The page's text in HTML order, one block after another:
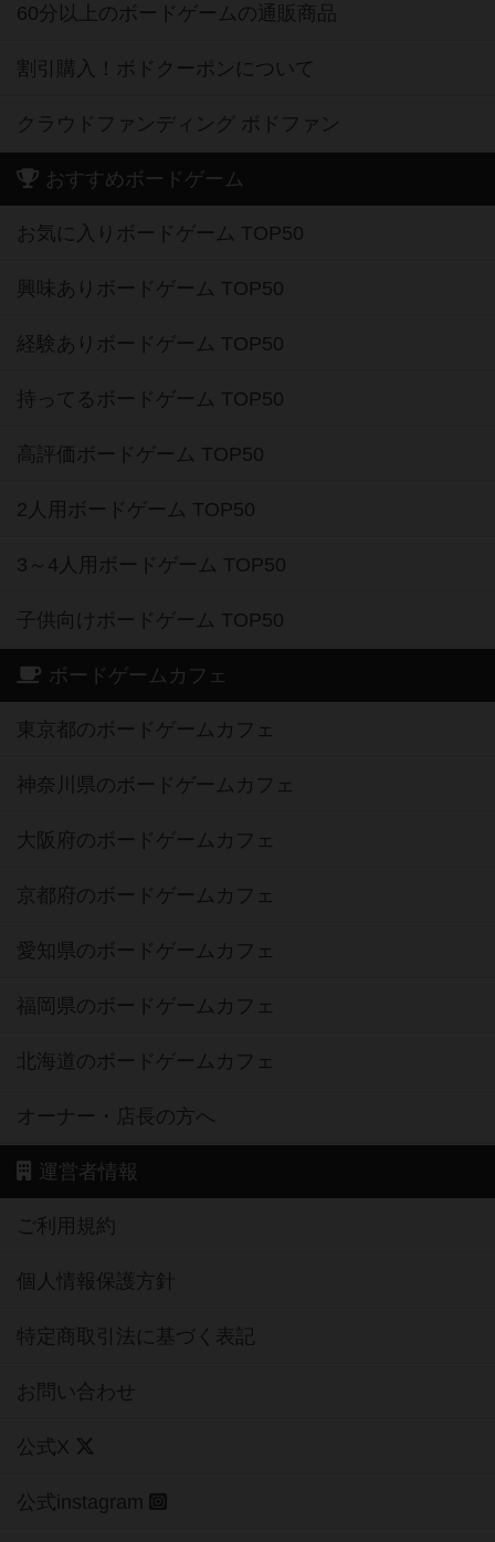
60分以上のボードゲームの通販商品
割引購入！ボドクーポンについて
クラウドファンディング ボドファン
おすすめボードゲーム
お気に入りボードゲーム TOP50
興味ありボードゲーム TOP50
経験ありボードゲーム TOP50
持ってるボードゲーム TOP50
高評価ボードゲーム TOP50
2人用ボードゲーム TOP50
3～4人用ボードゲーム TOP50
子供向けボードゲーム TOP50
ボードゲームカフェ
東京都のボードゲームカフェ
神奈川県のボードゲームカフェ
大阪府のボードゲームカフェ
京都府のボードゲームカフェ
愛知県のボードゲームカフェ
福岡県のボードゲームカフェ
北海道のボードゲームカフェ
オーナー・店長の方へ
運営者情報
ご利用規約
個人情報保護方針
特定商取引法に基づく表記
お問い合わせ
公式X
公式instagram